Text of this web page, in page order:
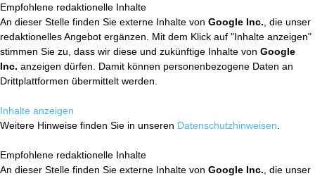
Empfohlene redaktionelle Inhalte
An dieser Stelle finden Sie externe Inhalte von Google Inc. , die unser
redaktionelles Angebot ergänzen. Mit dem Klick auf "Inhalte anzeigen"
stimmen Sie zu, dass wir diese und zukünftige Inhalte von Google
Inc. anzeigen dürfen. Damit können personenbezogene Daten an
Drittplattformen übermittelt werden.
Inhalte anzeigen
Weitere Hinweise finden Sie in unseren Datenschutzhinweisen
Empfohlene redaktionelle Inhalte
An dieser Stelle finden Sie externe Inhalte von Google Inc. , die unser